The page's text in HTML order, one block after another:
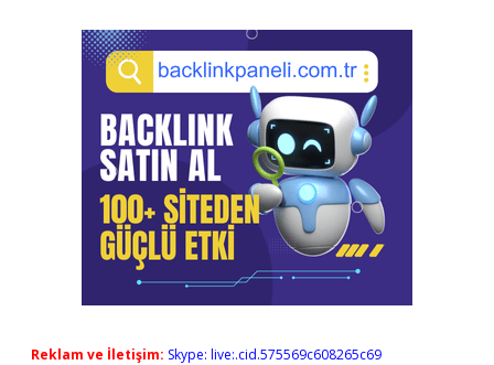
Reklam ve İletişim: Skype: live:.cid.575569c608265c69